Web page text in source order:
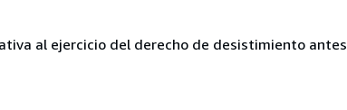
al ejercicio del derecho de desistimiento antes